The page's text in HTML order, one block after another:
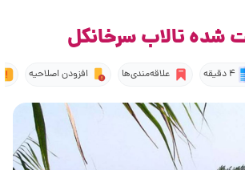
شده تالاب سرخانکل
4 دقیقه علاقه‌مندی‌ها افزودن اصلاحیه